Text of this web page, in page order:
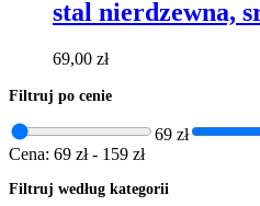
stal nierdzewna,
69,00 zł
Filtruj po cenie
69 zł
Cena: 69 zł- 159 zł
Filtruj według kategorii